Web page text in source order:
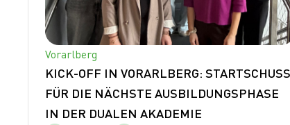
Vorarlberg
KICK-OFF IN VORARLBERG: STARTSCHUSS
FÜR DIE NÄCHSTE AUSBILDUNGSPHASE
IN DER DUALEN AKADEMIE